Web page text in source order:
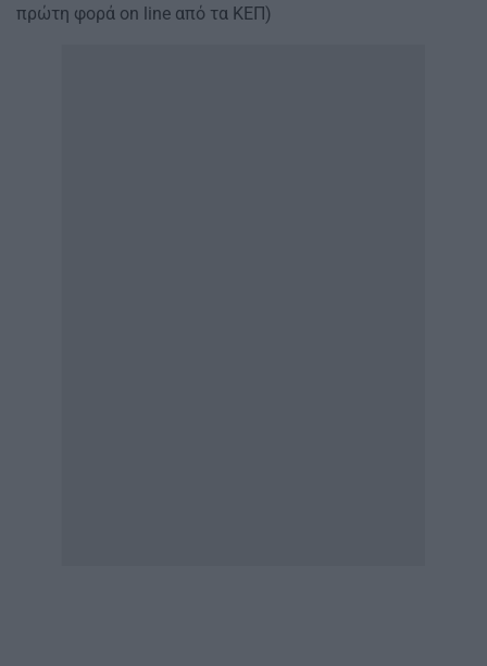
πρώτη φορά on line από τα ΚΕΠ)